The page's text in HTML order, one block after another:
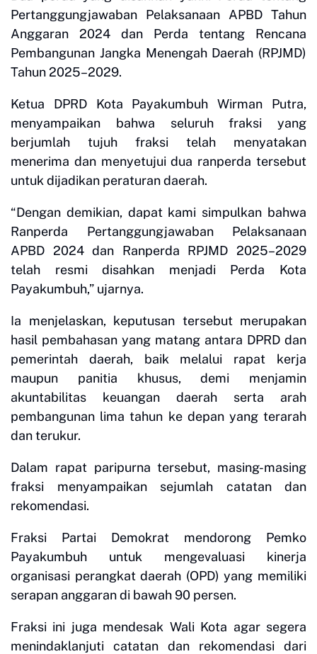
Pertanggungjawaban Pelaksanaan APBD Tahun
Anggaran 2024 dan Perda tentang Rencana
Pembangunan Jangka Menengah Daerah (RPJMD)
Tahun 2025–2029.
Ketua DPRD Kota Payakumbuh Wirman Putra,
menyampaikan bahwa seluruh fraksi yang
berjumlah tujuh fraksi telah menyatakan
menerima dan menyetujui dua ranperda tersebut
untuk dijadikan peraturan daerah.
“Dengan demikian, dapat kami simpulkan bahwa
Ranperda Pertanggungjawaban Pelaksanaan
APBD 2024 dan Ranperda RPJMD 2025–2029
telah resmi disahkan menjadi Perda Kota
Payakumbuh,” ujarnya.
Ia menjelaskan, keputusan tersebut merupakan
hasil pembahasan yang matang antara DPRD dan
pemerintah daerah, baik melalui rapat kerja
maupun panitia khusus, demi menjamin
akuntabilitas keuangan daerah serta arah
pembangunan lima tahun ke depan yang terarah
dan terukur.
Dalam rapat paripurna tersebut, masing-masing
fraksi menyampaikan sejumlah catatan dan
rekomendasi.
Fraksi Partai Demokrat mendorong Pemko
Payakumbuh untuk mengevaluasi kinerja
organisasi perangkat daerah (OPD) yang memiliki
serapan anggaran di bawah 90 persen.
Fraksi ini juga mendesak Wali Kota agar segera
menindaklanjuti catatan dan rekomendasi dari